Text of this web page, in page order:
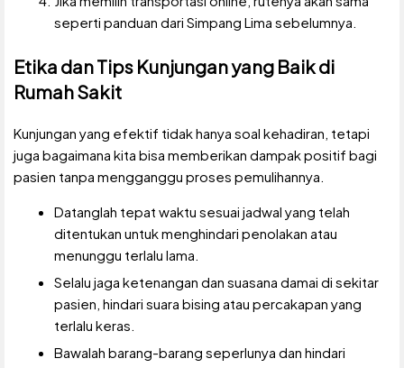
seperti panduan dari Simpang Lima sebelumnya.
Etika dan Tips Kunjungan yang Baik di
Rumah Sakit
Kunjungan yang efektif tidak hanya soal kehadiran, tetapi
juga bagaimana kita bisa memberikan dampak positif bagi
pasien tanpa mengganggu proses pemulihannya.
Datanglah tepat waktu sesuai jadwal yang telah
ditentukan untuk menghindari penolakan atau
menunggu terlalu lama.
Selalu jaga ketenangan dan suasana damai di sekitar
pasien, hindari suara bising atau percakapan yang
terlalu keras.
Bawalah barang-barang seperlunya dan hindari